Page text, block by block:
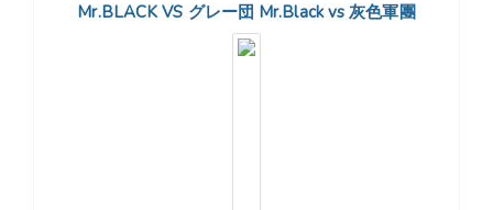
Mr.BLACK VS グレー団 Mr.Black vs 灰色軍團